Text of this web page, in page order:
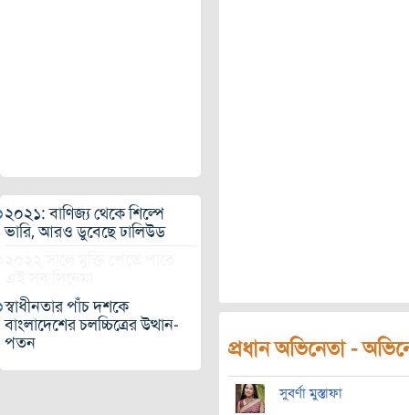
২০২১: বাণিজ্য থেকে শিল্পে
ভারি, আরও ডুবেছে ঢালিউড
স্বাধীনতার পাঁচ দশকে
বাংলাদেশের চলচ্চিত্রের উত্থান-
পতন
প্রধান অভিনেতা -
সুবর্ণা মুস্তাফা